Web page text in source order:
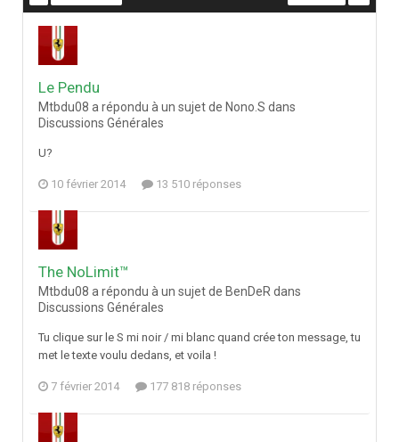
Le Pendu
Mtbdu08 a répondu à un sujet de Nono.S dans
Discussions Générales
U?
10 février 2014 13 510 réponses
The NoLimit™
Mtbdu08 a répondu à un sujet de BenDeR dans
Discussions Générales
Tu clique sur le S mi noir / mi blanc quand crée ton message, tu
met le texte voulu dedans, et voila !
7 février 2014 177 818 réponses